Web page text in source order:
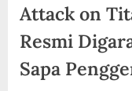
O
.
C
Attack on
Resmi
Sapa